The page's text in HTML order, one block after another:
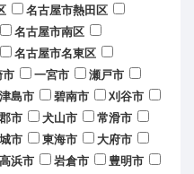
名古屋市熱田区
名古屋市南区
名古屋市名東区
市 一宮市
瀬戸市
津島市 碧南市
刈谷市
市 犬山市
常滑市
市 東海市
大府市
高浜市 岩倉市
豊明市